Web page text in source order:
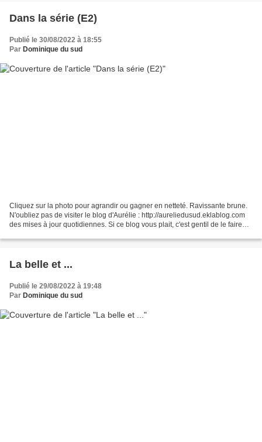
Dans la série (E2)
Publié le 30/08/2022 à 18:55
Par Dominique du sud
Cliquez sur la photo pour agrandir ou gagner en netteté. Ravissante brune.
N'oubliez pas de visiter le blog d'Aurélie : http://aureliedusud.eklablog.com
des mises à jour quotidiennes. Si ce blog vous plait, c'est gentil de le faire
La belle et ...
Publié le 29/08/2022 à 19:48
Par Dominique du sud